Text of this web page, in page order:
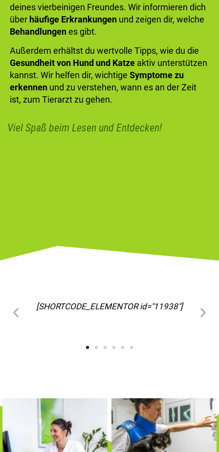
deines vierbeinigen Freundes. Wir informieren dich
über häufige Erkrankungen und zeigen dir, welche
Behandlungenes gibt.
Außerdem erhältst du wertvolle Tipps, wie du die
Gesundheit von Hund und Katze aktiv unterstützen
kannst. Wir helfen dir, wichtige Symptome zu
erkennen und zu verstehen, wann es an der Zeit
ist, zum Tierarzt zu gehen.
Viel Spaß beim Lesen und Entdecken!
[SHORTCODE_ELEMENTOR id="11963"]